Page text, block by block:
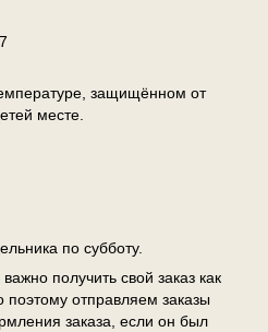
защищённом от
месте.
по субботу.
получить свой заказ как
отправляем заказы
заказа, если он был